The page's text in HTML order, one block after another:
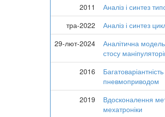
2011 Аналіз і синтез
тра-2022
Аналіз і синтез
29-лют-2024
Аналітична
стосу
2016
пневмоприводом
2019
Вдосконалення
мехатроніки